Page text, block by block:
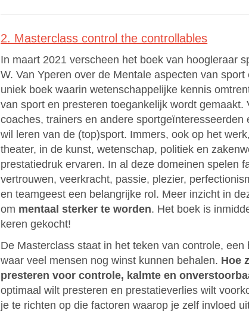
2. Masterclass control the controllables
In maart 2021 verscheen het boek van hoogleraar
W. Van Yperen over de Mentale aspecten van sport
uniek boek waarin wetenschappelijke kennis
van sport en presteren toegankelijk wordt gemaakt.
coaches, trainers en andere sportgeïnteresseerden
wil leren van de (top)sport. Immers, ook op het
theater, in de kunst, wetenschap, politiek en
prestatiedruk ervaren. In al deze domeinen spelen
vertrouwen, veerkracht, passie, plezier,
en teamgeest een belangrijke rol. Meer inzicht in
om mentaal sterker te worden. Het boek is
keren gekocht!
De Masterclass staat in het teken van controle, een
waar veel mensen nog winst kunnen behalen. Hoe
presteren voor controle, kalmte en
optimaal wilt presteren en prestatieverlies wilt
je te richten op die factoren waarop je zelf invloed